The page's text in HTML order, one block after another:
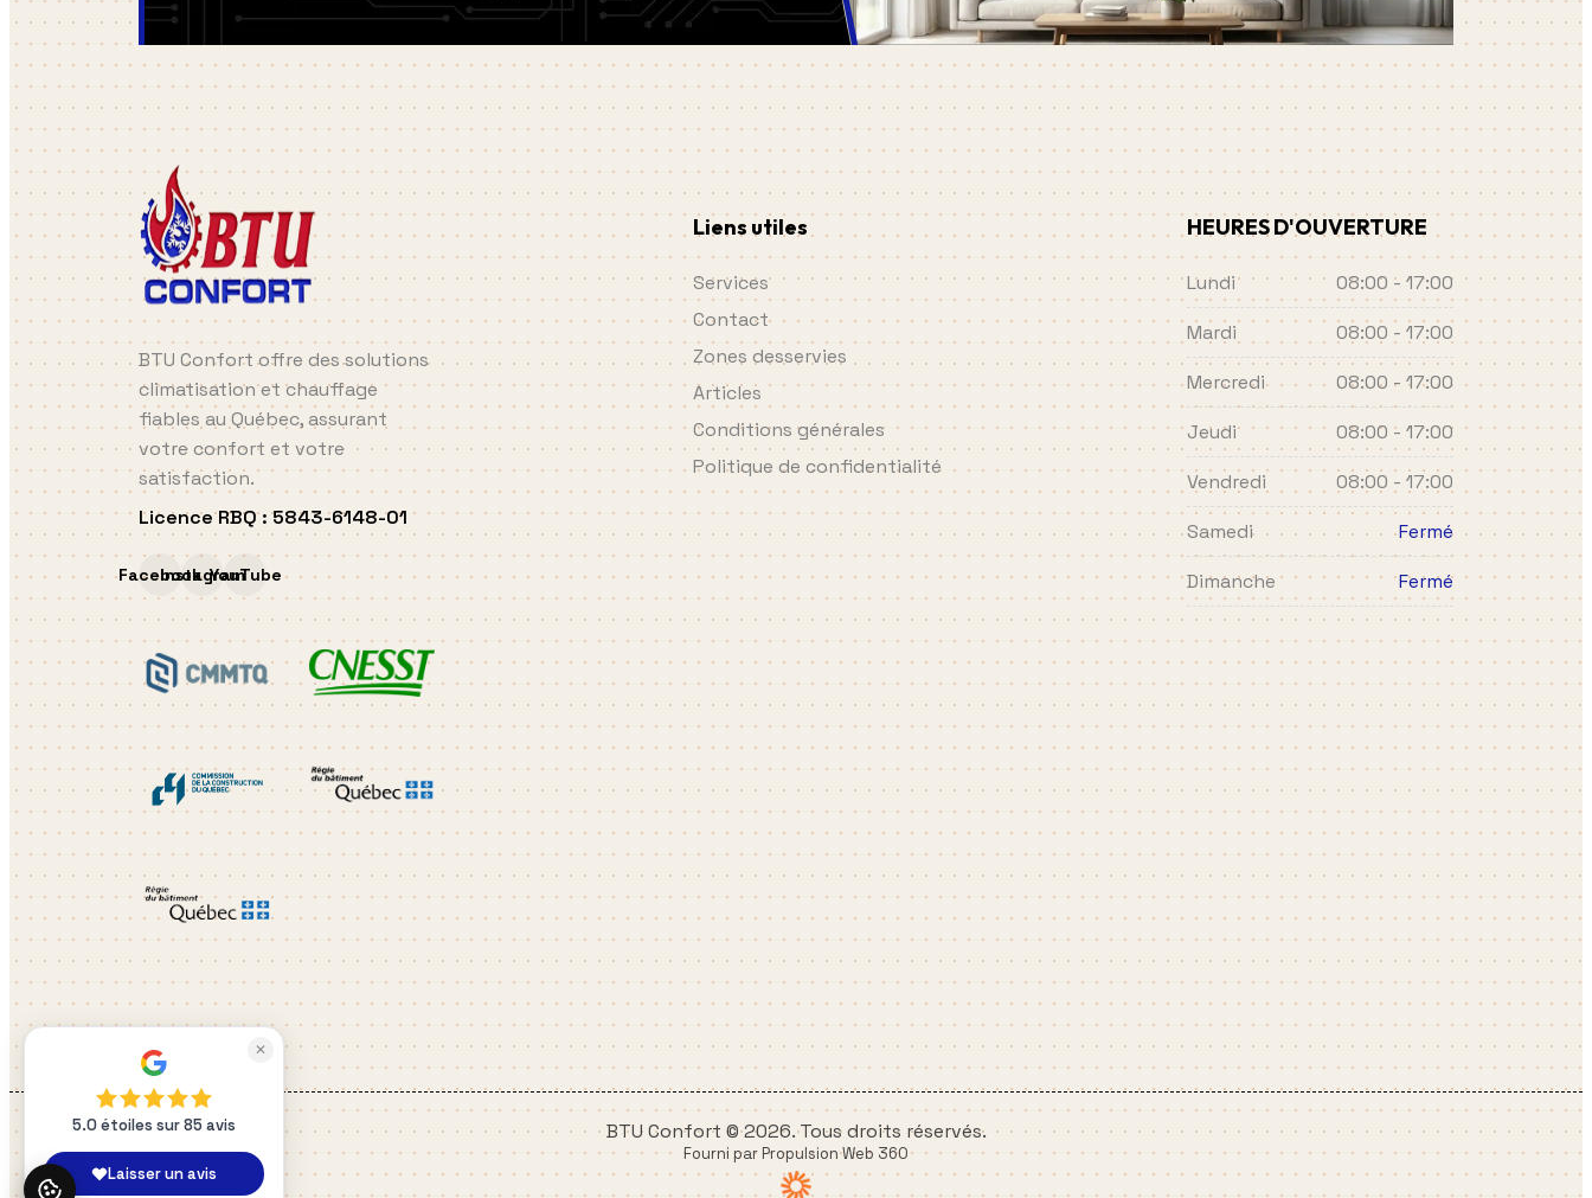
BTU Confort offre des solutions
climatisation et chauffage
fiables au Québec, assurant
votre confort et votre
satisfaction.
Licence RBQ : 5843-6148-01
FacebookInstagramYouTube
Liens utiles
Services
Contact
Zones desservies
Articles
Conditions générales
Politique de confidentialité
HEURES D'OUVERTURE
Lundi
08:00 - 17:00
Mardi
08:00 - 17:00
Mercredi
08:00 - 17:00
Jeudi
08:00 - 17:00
Vendredi
08:00 - 17:00
Samedi
Fermé
Dimanche
Fermé
BTU Confort © 2026. Tous droits réservés.
Fourni par Propulsion Web 360
✕
5.0 étoiles sur 85 avis
Laisser un avis